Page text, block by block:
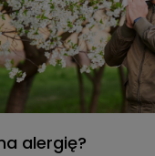
alergię?